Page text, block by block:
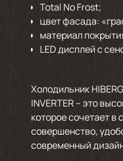
Total No Frost;
цвет фасада:
материал
LED дисплей с
Холодильник
INVERTER – это
которое сочетает в
совершенство,
современный